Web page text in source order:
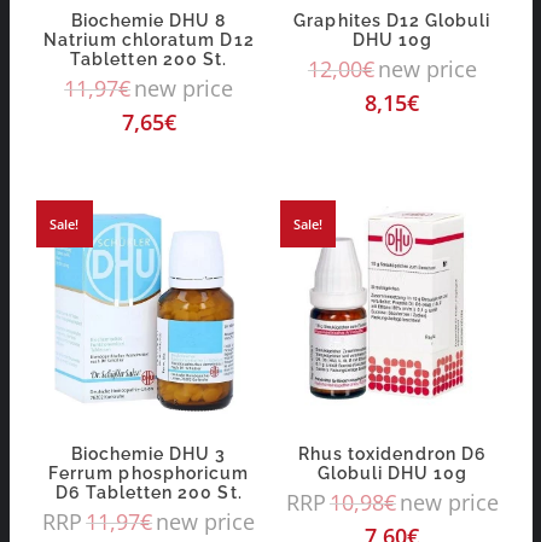
Biochemie DHU 8
Natrium chloratum D12
Tabletten 200 St.
11,97€new price
7,65€
Graphites D12 Globuli
DHU 10g
12,00€new price
8,15€
Sale!
Biochemie DHU 3
Ferrum phosphoricum
D6 Tabletten 200 St.
RRP11,97€new price
Sale!
Rhus toxidendron D6
Globuli DHU 10g
RRP10,98€new price
7,60€